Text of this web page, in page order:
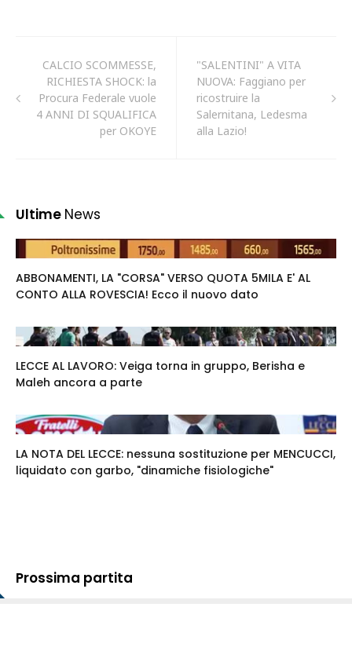
CALCIO SCOMMESSE,
RICHIESTA SHOCK: la
Procura Federale vuole
4 ANNI DI SQUALIFICA
per OKOYE
"SALENTINI" A VITA
NUOVA: Faggiano per
ricostruire la
Salernitana, Ledesma
alla Lazio!
Ultime News
ABBONAMENTI, LA "CORSA" VERSO QUOTA 5MILA E' AL
CONTO ALLA ROVESCIA! Ecco il nuovo dato
LECCE AL LAVORO: Veiga torna in gruppo, Berisha e
Maleh ancora a parte
LA NOTA DEL LECCE: nessuna sostituzione per MENCUCCI,
liquidato con garbo, "dinamiche fisiologiche"
Prossima partita